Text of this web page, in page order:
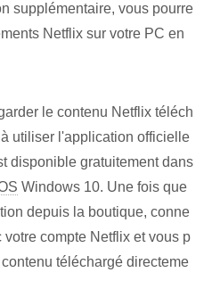
supplémentaire, vous pourre
Netflix sur votre PC en
le contenu Netflix téléch
utiliser l'application officielle
disponible gratuitement dans
Windows 10. Une fois que
depuis la boutique, conne
compte Netflix et vous p
téléchargé directeme